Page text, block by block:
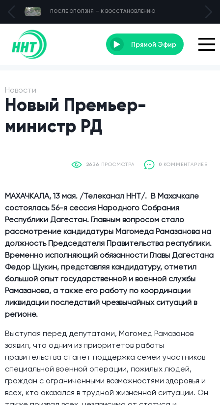
ПОСЛЕ ОПОЛЗНЯ — К ВОССТАНОВЛЕНИЮ
Прямой Эфир
Новости
Новый Премьер-
министр РД
2636 ПРОСМОТРА 0 КОММЕНТАРИЕВ
МАХАЧКАЛА, 13 мая. /Телеканал ННТ/. В Махачкале
состоялась 56-я сессия Народного Собрания
Республики Дагестан. Главным вопросом стало
рассмотрение кандидатуры Магомеда Рамазанова на
должность Председателя Правительства республики.
Временно исполняющий обязанности Главы Дагестана
Федор Щукин, представляя кандидатуру, отметил
большой опыт государственной и военной службы
Рамазанова, а также его работу по координации
ликвидации последствий чрезвычайных ситуаций в
регионе.
Выступая перед депутатами, Магомед Рамазанов
заявил, что одним из приоритетов работы
правительства станет поддержка семей участников
специальной военной операции, пожилых людей,
граждан с ограниченными возможностями здоровья и
всех, кто оказался в трудной жизненной ситуации. Он